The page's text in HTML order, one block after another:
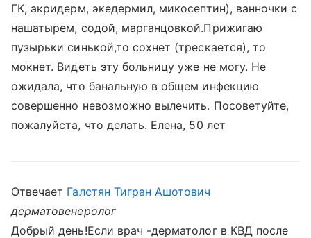
ГК, акридерм, экедермил, микосептин), ванночки с
нашатырем, содой, марганцовкой.Прижигаю
пузырьки синькой,то сохнет (трескается), то
мокнет. Видеть эту больницу уже не могу. Не
ожидала, что банальную в общем инфекцию
совершенно невозможно вылечить. Посоветуйте,
пожалуйста, что делать. Елена, 50 лет
Отвечает Галстян Тигран Ашотович
дерматовенеролог
Добрый день!Если врач -дерматолог в КВД после